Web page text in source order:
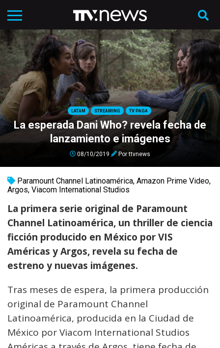
LATAM STREAMING TV PAGA
La esperada Dani Who? revela fecha de
lanzamiento e imágenes
08/10/2019 Porttvnews
Paramount Channel Latinoamérica, Amazon Prime Video,
Argos, Viacom International Studios
La primera serie original de Paramount
Channel Latinoamérica, un thriller de ciencia
ficción producido en México por VIS
Américas y Argos, revela su fecha de
estreno y nuevas imágenes.
Tras meses de espera, la primera producción
original de Paramount Channel
Latinoamérica, producida en la Ciudad de
México por Viacom International Studios